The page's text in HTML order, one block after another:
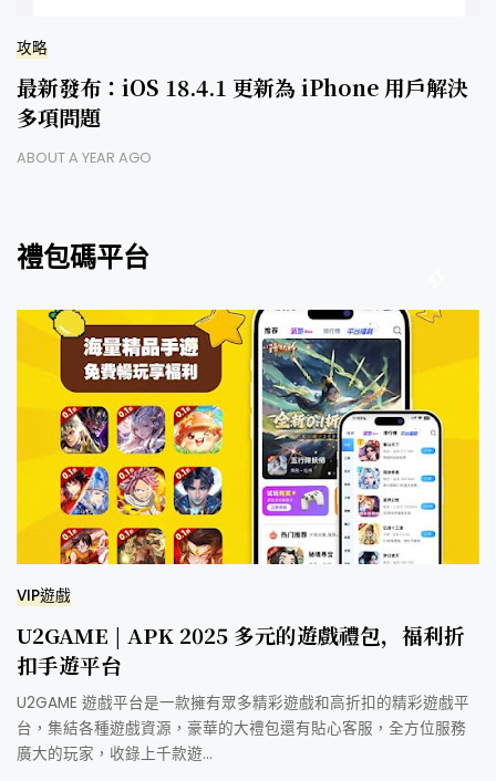
攻略
最新發布：iOS 18.4.1 更新為 iPhone 用戶解決
多項問題
ABOUT A YEAR AGO
禮包碼平台
VIP遊戲
U2GAME | APK 2025 多元的遊戲禮包，福利折
扣手遊平台
U2GAME 遊戲平台是一款擁有眾多精彩遊戲和高折扣的精彩遊戲平
台，集結各種遊戲資源，豪華的大禮包還有貼心客服，全方位服務
廣大的玩家，收錄上千款遊…